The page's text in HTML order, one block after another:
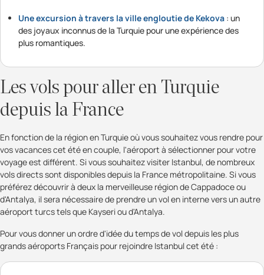
Une excursion à travers la ville engloutie de Kekova : un
des joyaux inconnus de la Turquie pour une expérience des
plus romantiques.
Les vols pour aller en Turquie
depuis la France
En fonction de la région en Turquie où vous souhaitez vous rendre pour
vos vacances cet été en couple, l'aéroport à sélectionner pour votre
voyage est différent. Si vous souhaitez visiter Istanbul, de nombreux
vols directs sont disponibles depuis la France métropolitaine. Si vous
préférez découvrir à deux la merveilleuse région de Cappadoce ou
d'Antalya, il sera nécessaire de prendre un vol en interne vers un autre
aéroport turcs tels que Kayseri ou d'Antalya.
Pour vous donner un ordre d'idée du temps de vol depuis les plus
grands aéroports Français pour rejoindre Istanbul cet été :